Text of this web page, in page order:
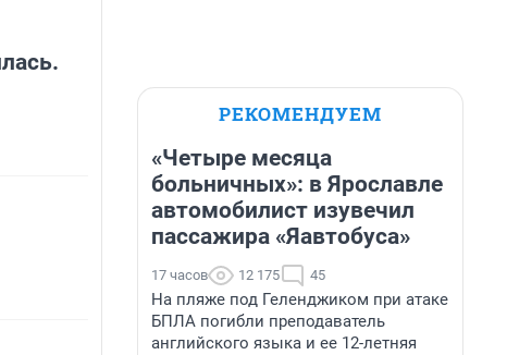
РЕКОМЕНДУЕМ
«Четыре месяца
больничных»: в Ярославле
автомобилист изувечил
пассажира «Яавтобуса»
17 часов 12 175 45
На пляже под Геленджиком при атаке
БПЛА погибли преподаватель
английского языка и ее 12-летняя